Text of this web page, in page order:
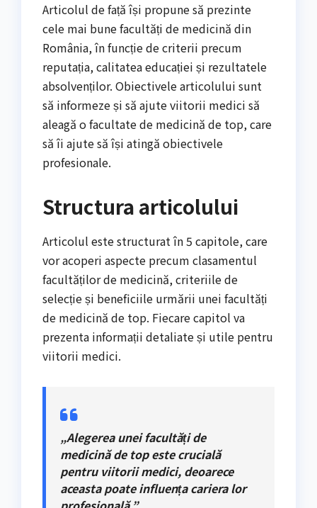
Articolul de față își propune să prezinte
cele mai bune facultăți de medicină din
România, în funcție de criterii precum
reputația, calitatea educației și rezultatele
absolvenților. Obiectivele articolului sunt
să informeze și să ajute viitorii medici să
aleagă o facultate de medicină de top, care
să îi ajute să își atingă obiectivele
profesionale.
Structura articolului
Articolul este structurat în 5 capitole, care
vor acoperi aspecte precum clasamentul
facultăților de medicină, criteriile de
selecție și beneficiile urmării unei facultăți
de medicină de top. Fiecare capitol va
prezenta informații detaliate și utile pentru
viitorii medici.
„Alegerea unei facultăți de
medicină de top este crucială
pentru viitorii medici, deoarece
aceasta poate influența cariera lor